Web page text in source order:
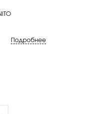
Подробнее